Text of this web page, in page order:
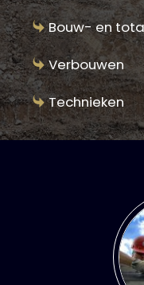
Bouw- en
Verbouwen
Technieken